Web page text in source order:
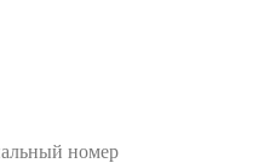
номер